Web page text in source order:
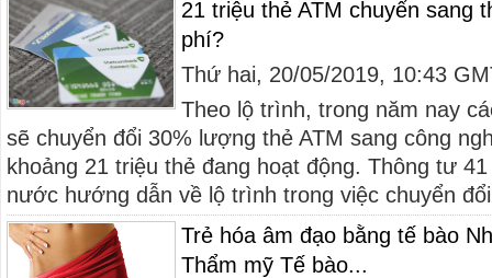
21 triệu thẻ ATM chuyển sang
phí?
Thứ hai, 20/05/2019, 10:43
Theo lộ trình, trong năm nay
sẽ chuyển đổi 30% lượng thẻ ATM sang công
khoảng 21 triệu thẻ đang hoạt động. Thông tư
nước hướng dẫn về lộ trình trong việc chuyển
Trẻ hóa âm đạo bằng tế bào
Thẩm mỹ Tế bào...